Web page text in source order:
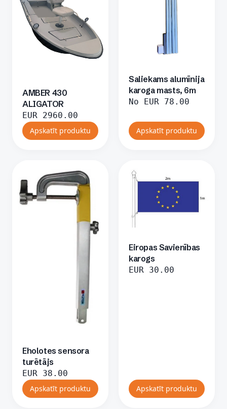
AMBER 430
ALIGATOR
EUR 2960.00
Apskatīt produktu
Saliekams alumīnija
karoga masts, 6m
No EUR 78.00
Apskatīt produktu
Eholotes sensora
turētājs
EUR
38.00
Apskatīt produktu
Eiropas Savienības
karogs
EUR 30.00
Apskatīt produktu